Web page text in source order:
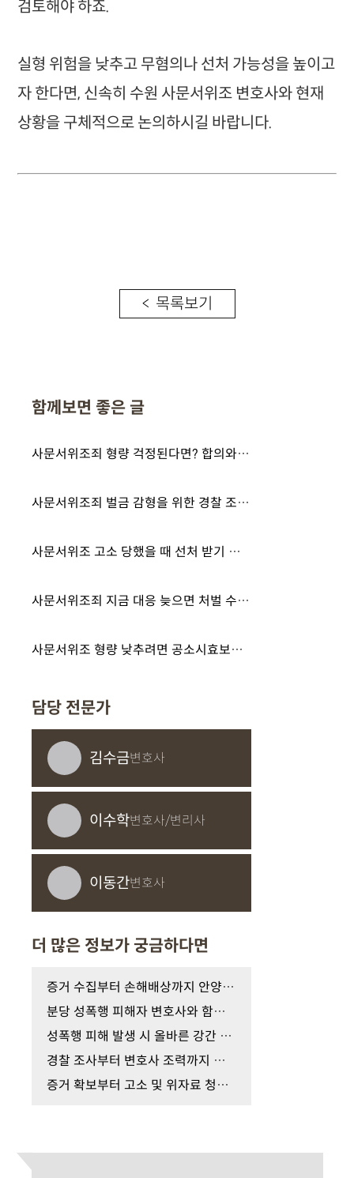
검토해야 하죠.
실형 위험을 낮추고 무혐의나 선처 가능성을 높이고
자 한다면, 신속히 수원 사문서위조 변호사와 현재
상황을 구체적으로 논의하시길 바랍니다.
< 목록보기
함께보면 좋은 글
사문서위조죄 형량 걱정된다면? 합의와 양형 자료 준비 확인하세요
사문서위조죄 벌금 감형을 위한 경찰 조사 대응 방안은?
사문서위조 고소 당했을 때 선처 받기 위한 대응 전략은?
사문서위조죄 지금 대응 늦으면 처벌 수위 높아집니다
사문서위조 형량 낮추려면 공소시효보다 먼저 확인해야 할 기준은?
담당 전문가
김수금변호사
이수학변호사/변리사
이동간변호사
더 많은 정보가 궁금하다면
증거 수집부터 손해배상까지 안양 성추행 피해자 변…
분당 성폭행 피해자 변호사와 함께 준비하는 증거 확…
성폭행 피해 발생 시 올바른 강간 증거 수집 대응 가…
경찰 조사부터 변호사 조력까지 성폭행 피해자 진술 …
증거 확보부터 고소 및 위자료 청구까지 헬스장 성추…